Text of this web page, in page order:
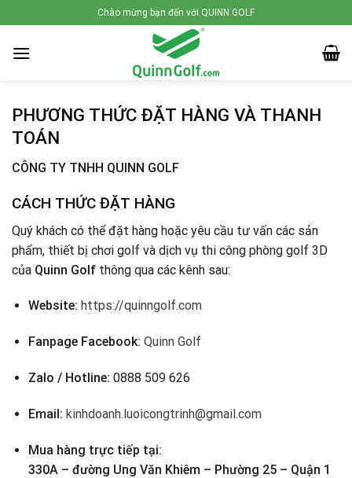
to
content
Chào mừng bạn đến với QUINN GOLF
PHƯƠNG THỨC ĐẶT HÀNG VÀ THANH
TOÁN
CÔNG TY TNHH QUINN GOLF
CÁCH THỨC ĐẶT HÀNG
Quý khách có thể đặt hàng hoặc yêu cầu tư vấn các sản
phẩm, thiết bị chơi golf và dịch vụ thi công phòng golf 3D
của Quinn Golf thông qua các kênh sau:
Website: https://quinngolf.com
Fanpage Facebook: Quinn Golf
Zalo / Hotline: 0888 509 626
Email: kinhdoanh.luoicongtrinh@gmail.com
Mua hàng trực tiếp tại:
330A – đường Ung Văn Khiêm – Phường 25 – Quận 1